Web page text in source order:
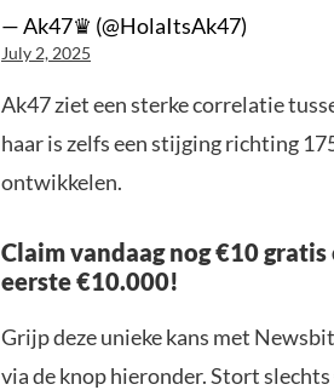
— Ak47♛ (@HolaItsAk47)
July 2, 2025
Ak47 ziet een sterke correlatie
haar is zelfs een stijging richting
ontwikkelen.
Claim vandaag nog €10
eerste €10.000!
Grijp deze unieke kans met
via de knop hieronder. Stort